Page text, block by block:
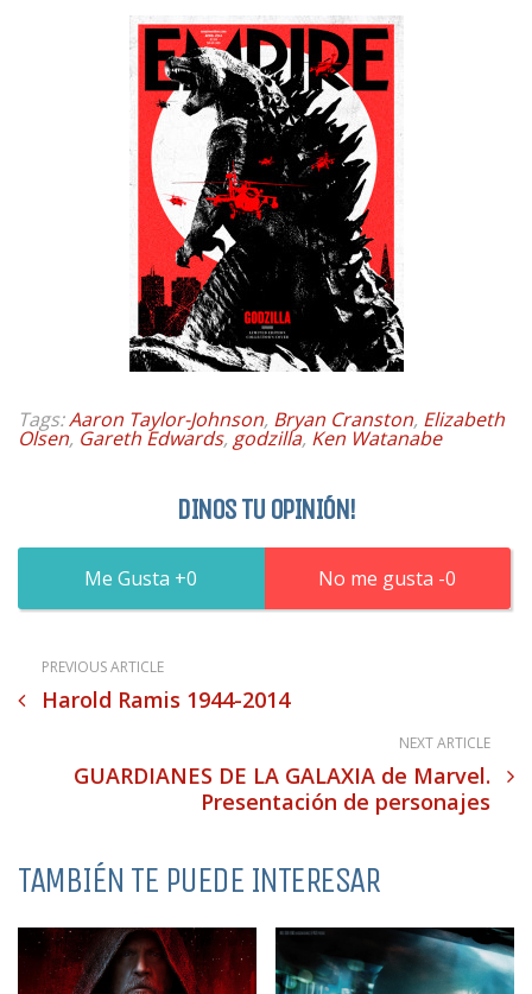
Tags:Aaron Taylor-Johnson, Bryan Cranston, Elizabeth
Olsen, Gareth Edwards, godzilla, Ken Watanabe
DINOS TU OPINIÓN!
0 0
PREVIOUS ARTICLE
Harold Ramis 1944-2014
NEXT ARTICLE
GUARDIANES DE LA GALAXIA de Marvel.
Presentación de personajes
TAMBIÉN TE PUEDE INTERESAR